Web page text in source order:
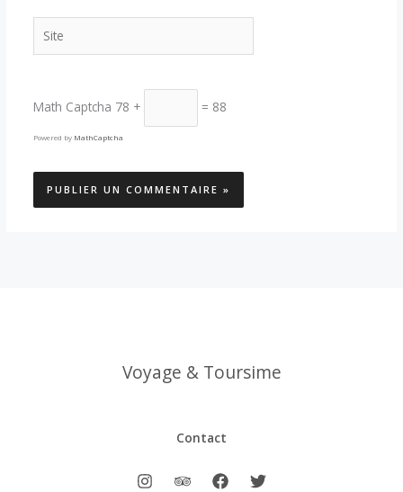
Math Captcha 78 + = 88
Powered by MathCaptcha
Voyage & Toursime
Contact